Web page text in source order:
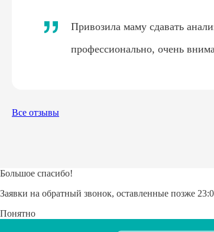
Привозила маму сдавать
профессионально, очень
Все отзывы
Большое спасибо!
Заявки на обратный звонок, оставленные позже
Понятно